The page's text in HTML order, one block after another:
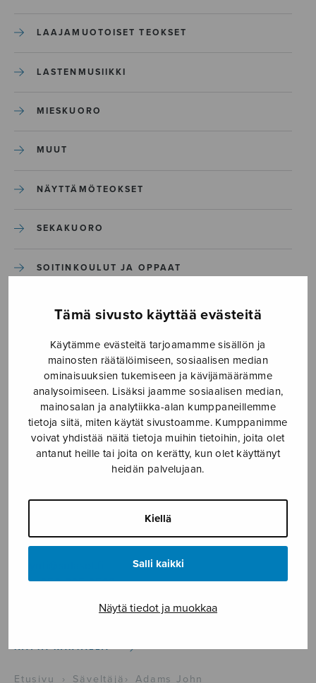
Tämä sivusto käyttää evästeitä
Käytämme evästeitä tarjoamamme sisällön ja
mainosten räätälöimiseen, sosiaalisen median
ominaisuuksien tukemiseen ja kävijämäärämme
analysoimiseen. Lisäksi jaamme sosiaalisen median,
mainosalan ja analytiikka-alan kumppaneillemme
tietoja siitä, miten käytät sivustoamme. Kumppanimme
voivat yhdistää näitä tietoja muihin tietoihin, joita olet
antanut heille tai joita on kerätty, kun olet käyttänyt
heidän palvelujaan.
Kiellä
Salli kaikki
Näytä tiedot ja muokkaa
LAAJAMUOTOISET TEOKSET
LASTENMUSIIKKI
MIESKUORO
MUUT
NÄYTTÄMÖTEOKSET
SEKAKUORO
SOITINKOULUT JA OPPAAT
SOITINMUSIIKKI
YKSINLAULU
YLEINEN
Sulasol nuottikauppa
Tallberginkatu 1 B, 1,5 krs.
00180 Helsinki
puh. 050 305 6502
NÄYTÄ KARTALLA
Etusivu › Säveltäjä › Adams John